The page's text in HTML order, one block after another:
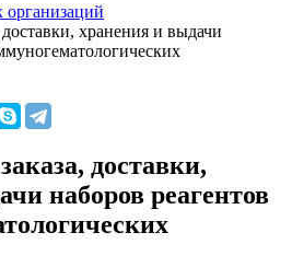
хранения и выдачи
доставки,
наборов реагентов